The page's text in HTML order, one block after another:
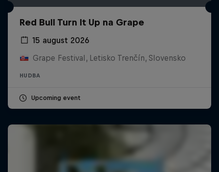
Red Bull Turn It Up na Grape
15 august 2026
Grape Festival, Letisko Trenčín, Slovensko
HUDBA
Upcoming event